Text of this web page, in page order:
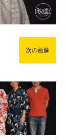
次の画像